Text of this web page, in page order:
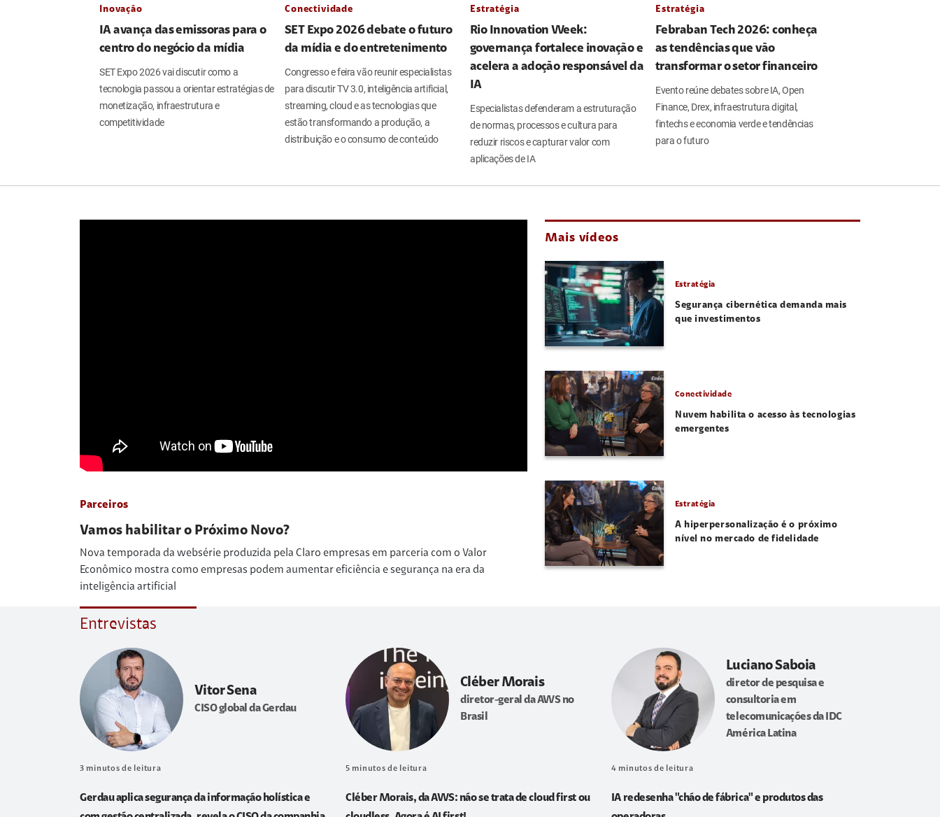
Inovação
IA avança das emissoras para o
centro do negócio da mídia
SET Expo 2026 vai discutir como a
tecnologia passou a orientar estratégias de
monetização, infraestrutura e
competitividade
Conectividade
SET Expo 2026 debate o futuro
da mídia e do entretenimento
Congresso e feira vão reunir especialistas
para discutir TV 3.0, inteligência artificial,
streaming, cloud e as tecnologias que
estão transformando a produção, a
distribuição e o consumo de conteúdo
Estratégia
Rio Innovation Week:
governança fortalece inovação e
acelera a adoção responsável da
IA
Especialistas defenderam a estruturação
de normas, processos e cultura para
reduzir riscos e capturar valor com
aplicações de IA
Estratégia
Febraban Tech 2026: conheça
as tendências que vão
transformar o setor financeiro
Evento reúne debates sobre IA, Open
Finance, Drex, infraestrutura digital,
fintechs e economia verde e tendências
para o futuro
Parceiros
Vamos habilitar o Próximo Novo?
Nova temporada da websérie produzida pela Claro empresas em parceria com o Valor
Econômico mostra como empresas podem aumentar eficiência e segurança na era da
inteligência artificial
Mais vídeos
Estratégia
Segurança cibernética demanda mais
que investimentos
Conectividade
Nuvem habilita o acesso às tecnologias
emergentes
Estratégia
A hiperpersonalização é o próximo
nível no mercado de fidelidade
Entrevistas
Vitor Sena
CISO global da Gerdau
3 minutos de leitura
Gerdau aplica segurança da informação holística e
Cléber Morais
diretor-geral da AWS no
Brasil
5 minutos de leitura
Cléber Morais, da AWS: não se trata de cloud first ou
Luciano Saboia
diretor de pesquisa e
consultoria em
telecomunicações da IDC
América Latina
4 minutos de leitura
IA redesenha "chão de fábrica" e produtos das